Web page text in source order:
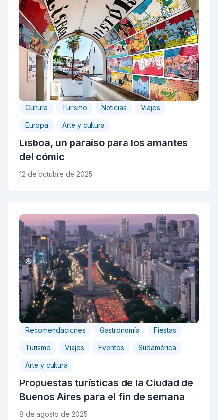
Cultura Turismo Noticias Viajes
Europa Arte y cultura
Lisboa, un paraíso para los amantes
del cómic
12 de octubre de 2025
Recomendaciones Gastronomía Fiestas
Turismo Viajes Eventos Sudamérica
Arte y cultura
Propuestas turísticas de la Ciudad de
Buenos Aires para el fin de semana
8 de agosto de 2025